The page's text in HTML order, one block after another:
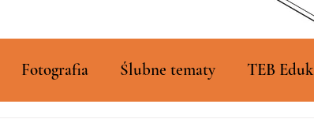
Fotografia Ślubne tematy TEB